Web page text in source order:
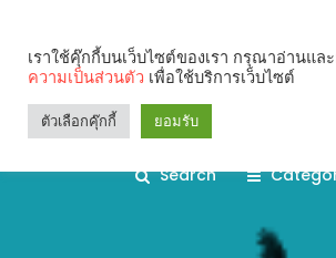
Search
เราใช้คุ๊กกี้บนเว็บไซต์ของเรา กรุณาอ่านแล
ความเป็นส่วนตัว เพื่อใช้บริการเว็บไซต์
ตัวเลือกคุ๊กกี้ ยอมรับ